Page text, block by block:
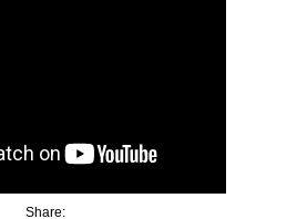
Share: